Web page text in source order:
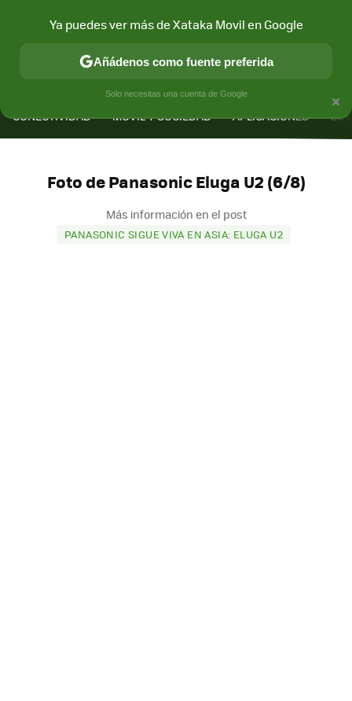
CONECTIVIDAD MÓVIL Y SOCIEDAD APLICACIONES
Foto de Panasonic Eluga U2 (6/8)
Más información en el post
PANASONIC SIGUE VIVA EN ASIA: ELUGA U2
×
Ya puedes ver más de Xataka Movil en Google
Añádenos como fuente preferida
Solo necesitas una cuenta de Google